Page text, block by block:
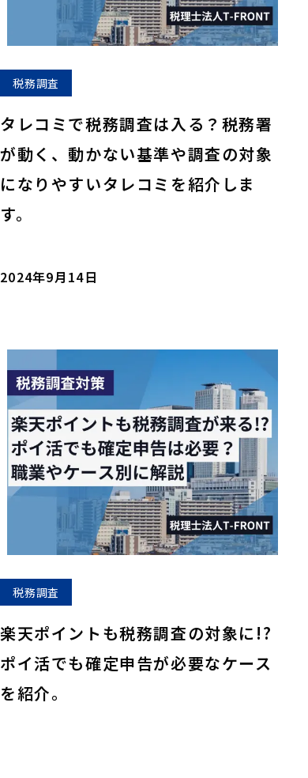
税務調査
タレコミで税務調査は入る？税務署
が動く、動かない基準や調査の対象
になりやすいタレコミを紹介しま
す。
2024年9月14日
税務調査
楽天ポイントも税務調査の対象に!?
ポイ活でも確定申告が必要なケース
を紹介。